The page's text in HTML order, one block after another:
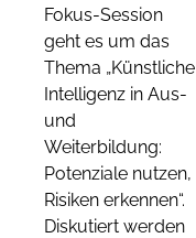
Fokus-Session
geht es um das
Thema „Künstliche
Intelligenz in Aus-
und
Weiterbildung:
Potenziale nutzen,
Risiken erkennen“.
Diskutiert werden